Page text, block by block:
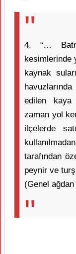
4. “…
kesimlerinde
kaynak
edilen kaya
zaman yol
ilçelerde
tarafından
peynir ve
(Genel ağdan